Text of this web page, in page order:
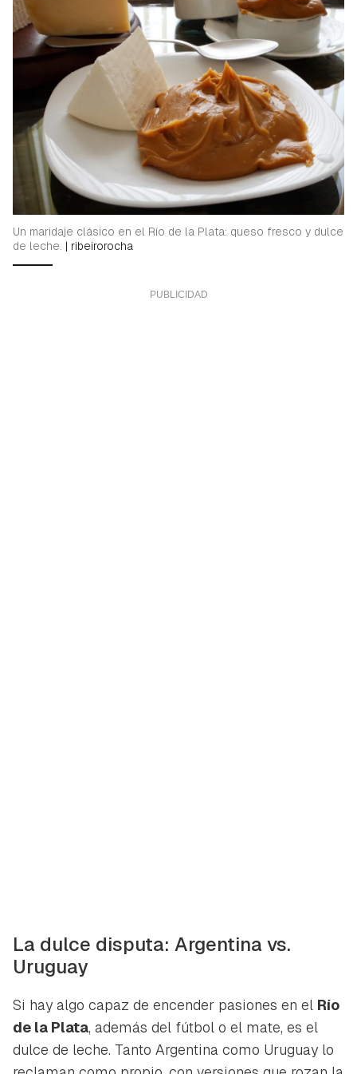
Un maridaje clásico en el Río de la Plata: queso fresco y dulce
de leche. | ribeirorocha
La dulce disputa: Argentina vs.
Uruguay
Si hay algo capaz de encender pasiones en el Río
de la Plata, además del fútbol o el mate, es el
dulce de leche. Tanto Argentina como Uruguay lo